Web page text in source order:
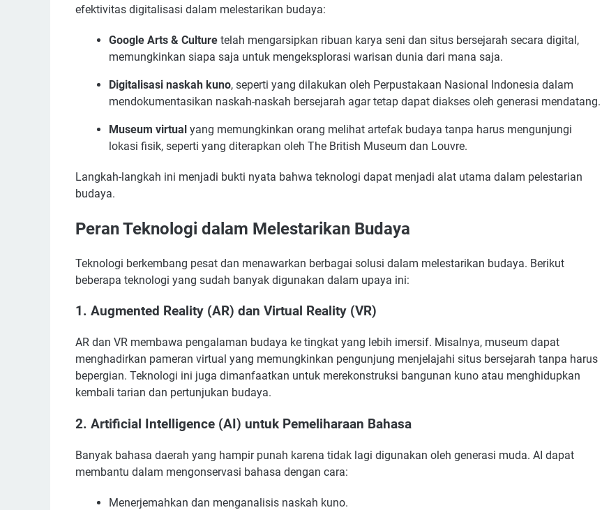
efektivitas digitalisasi dalam melestarikan budaya:
Google Arts & Culture telah mengarsipkan ribuan karya seni dan situs bersejarah secara digital,
memungkinkan siapa saja untuk mengeksplorasi warisan dunia dari mana saja.
Digitalisasi naskah kuno, seperti yang dilakukan oleh Perpustakaan Nasional Indonesia dalam
mendokumentasikan naskah-naskah bersejarah agar tetap dapat diakses oleh generasi mendatang.
Museum virtual yang memungkinkan orang melihat artefak budaya tanpa harus mengunjungi
lokasi fisik, seperti yang diterapkan oleh The British Museum dan Louvre.
Langkah-langkah ini menjadi bukti nyata bahwa teknologi dapat menjadi alat utama dalam pelestarian
budaya.
Peran Teknologi dalam Melestarikan Budaya
Teknologi berkembang pesat dan menawarkan berbagai solusi dalam melestarikan budaya. Berikut
beberapa teknologi yang sudah banyak digunakan dalam upaya ini:
1. Augmented Reality (AR) dan Virtual Reality (VR)
AR dan VR membawa pengalaman budaya ke tingkat yang lebih imersif. Misalnya, museum dapat
menghadirkan pameran virtual yang memungkinkan pengunjung menjelajahi situs bersejarah tanpa harus
bepergian. Teknologi ini juga dimanfaatkan untuk merekonstruksi bangunan kuno atau menghidupkan
kembali tarian dan pertunjukan budaya.
2. Artificial Intelligence (AI) untuk Pemeliharaan Bahasa
Banyak bahasa daerah yang hampir punah karena tidak lagi digunakan oleh generasi muda. AI dapat
membantu dalam mengonservasi bahasa dengan cara:
Menerjemahkan dan menganalisis naskah kuno.